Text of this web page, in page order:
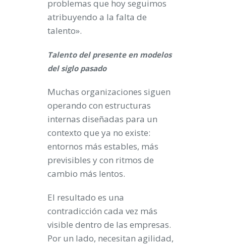
problemas que hoy seguimos
atribuyendo a la falta de
talento».
Talento del presente en modelos
del siglo pasado
Muchas organizaciones siguen
operando con estructuras
internas diseñadas para un
contexto que ya no existe:
entornos más estables, más
previsibles y con ritmos de
cambio más lentos.
El resultado es una
contradicción cada vez más
visible dentro de las empresas.
Por un lado, necesitan agilidad,